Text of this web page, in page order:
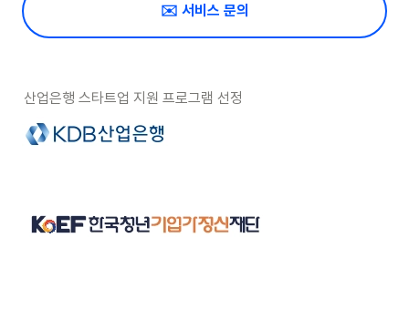
✉️ 서비스 문의
산업은행 스타트업 지원 프로그램 선정